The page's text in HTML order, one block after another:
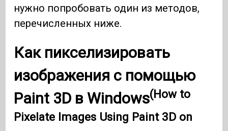
нужно попробовать один из методов,
перечисленных ниже.
Как пикселизировать
изображения с помощью
Paint 3D в Windows(How to
Pixelate Images Using Paint 3D on